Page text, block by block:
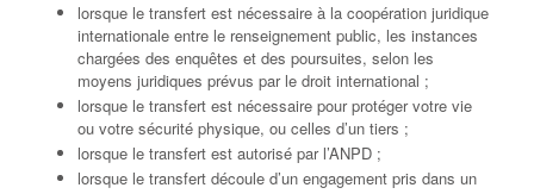
lorsque le transfert est nécessaire à la coopération juridique
internationale entre le renseignement public, les instances
chargées des enquêtes et des poursuites, selon les
moyens juridiques prévus par le droit international ;
lorsque le transfert est nécessaire pour protéger votre vie
ou votre sécurité physique, ou celles d’un tiers ;
lorsque le transfert est autorisé par l’ANPD ;
lorsque le transfert découle d’un engagement pris dans un